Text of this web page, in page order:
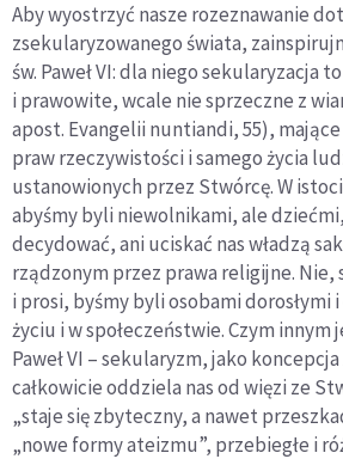
Aby wyostrzyć nasze rozeznawanie
zsekularyzowanego świata,
św. Paweł VI: dla niego sekularyzacja
i prawowite, wcale nie sprzeczne z
apost. Evangelii nuntiandi, 55),
praw rzeczywistości i samego życia
ustanowionych przez Stwórcę. W
abyśmy byli niewolnikami, ale
decydować, ani uciskać nas władzą
rządzonym przez prawa religijne. Nie,
i prosi, byśmy byli osobami
życiu i w społeczeństwie. Czym innym
Paweł VI – sekularyzm, jako
całkowicie oddziela nas od więzi ze
„staje się zbyteczny, a nawet
„nowe formy ateizmu”, przebiegłe i